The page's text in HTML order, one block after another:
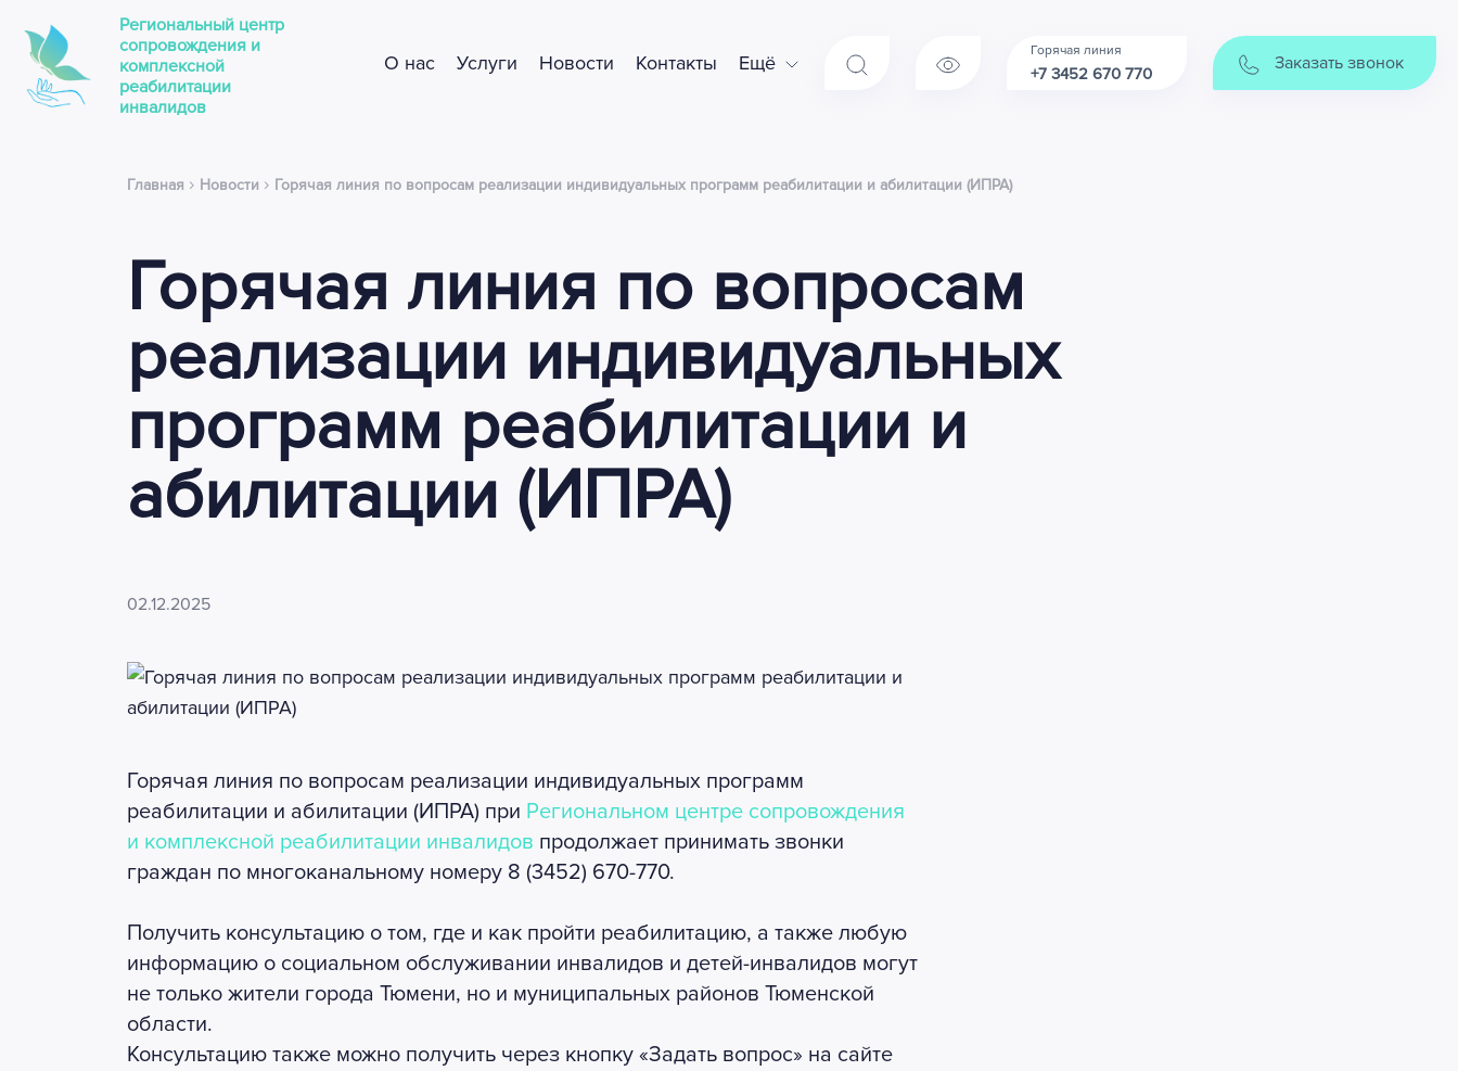
Региональный центр
сопровождения и
комплексной
реабилитации
инвалидов
О нас Услуги Новости Контакты Ещё
Горячая линия
+7 3452 670 770 Заказать звонок
Главная › Новости › Горячая линия по вопросам реализации индивидуальных программ реабилитации и абилитации (ИПРА)
Горячая линия по вопросам
реализации индивидуальных
программ реабилитации и
абилитации (ИПРА)
02.12.2025
Горячая линия по вопросам реализации индивидуальных программ
реабилитации и абилитации (ИПРА) при Региональном центре сопровождения
и комплексной реабилитации инвалидов продолжает принимать звонки
граждан по многоканальному номеру 8 (3452) 670-770.
Получить консультацию о том, где и как пройти реабилитацию, а также любую
информацию о социальном обслуживании инвалидов и детей-инвалидов могут
не только жители города Тюмени, но и муниципальных районов Тюменской
области.
Консультацию также можно получить через кнопку «Задать вопрос» на сайте